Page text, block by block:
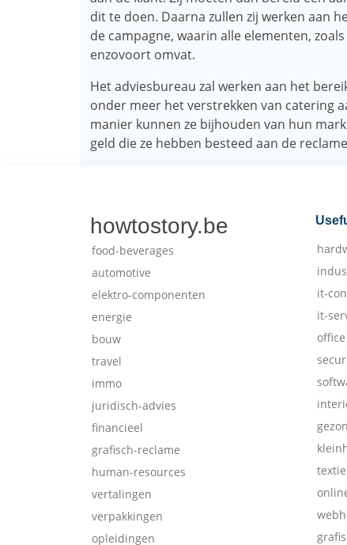
dit te doen. Daarna zullen zij werken aan
de campagne, waarin alle elementen,
enzovoort omvat.
Het adviesbureau zal werken aan het
onder meer het verstrekken van catering
manier kunnen ze bijhouden van hun
geld die ze hebben besteed aan de
howtostory.be
food-beverages
automotive
elektro-componenten
energie
bouw
travel
immo
juridisch-advies
financieel
grafisch-reclame
human-resources
vertalingen
verpakkingen
opleidingen
it-
it-
office